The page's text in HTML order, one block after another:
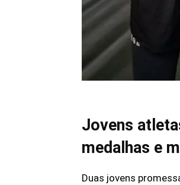
Jovens
medalhas e
Duas jovens